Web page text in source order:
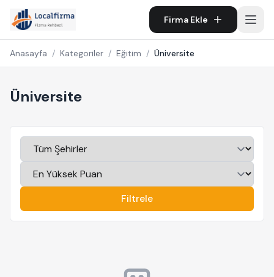
Firma Ekle
Anasayfa / Kategoriler / Eğitim / Üniversite
Üniversite
Filtrele